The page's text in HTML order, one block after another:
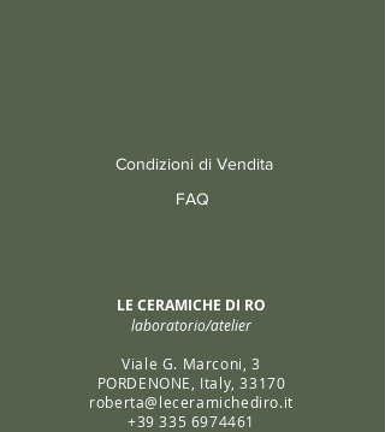
Condizioni di Vendita
FAQ
LE CERAMICHE DI RO
laboratorio/atelier
Viale G. Marconi, 3
PORDENONE, Italy, 33170
roberta@leceramichediro.it
+39 335 6974461